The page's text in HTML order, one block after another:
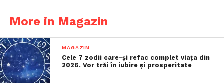
More in Magazin
MAGAZIN
Cele 7 zodii care-și refac complet viața din
2026. Vor trăi în iubire și prosperitate